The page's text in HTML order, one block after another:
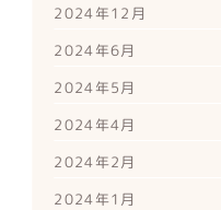
2024年12月
2024年6月
2024年5月
2024年4月
2024年2月
2024年1月